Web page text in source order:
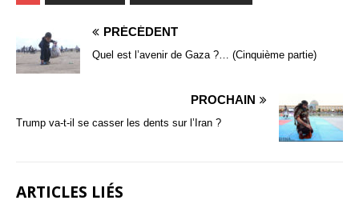
PRÉCÉDENT
Quel est l’avenir de Gaza ?… (Cinquième partie)
PROCHAIN
Trump va-t-il se casser les dents sur l’Iran ?
ARTICLES LIÉS